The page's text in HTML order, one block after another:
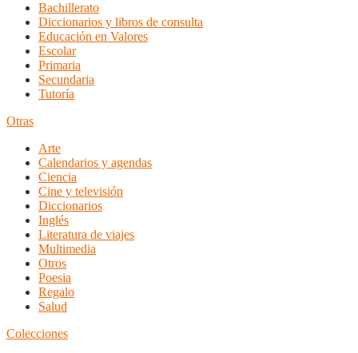
Bachillerato
Diccionarios y libros de consulta
Educación en Valores
Escolar
Primaria
Secundaria
Tutoría
Otras
Arte
Calendarios y agendas
Ciencia
Cine y televisión
Diccionarios
Inglés
Literatura de viajes
Multimedia
Otros
Poesia
Regalo
Salud
Colecciones